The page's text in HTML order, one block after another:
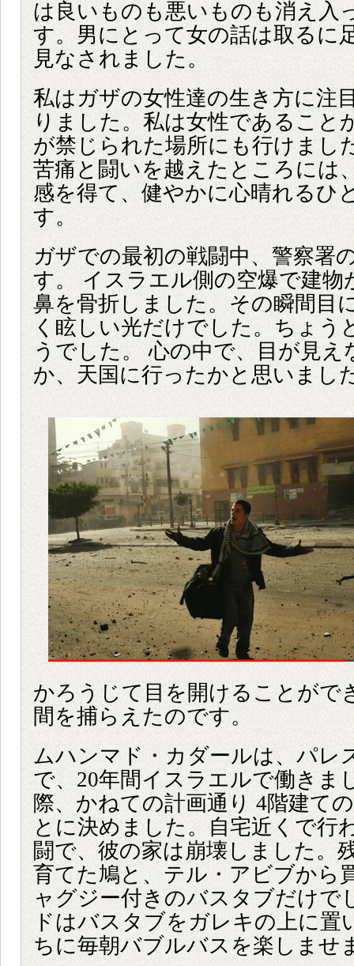
は良いものも悪いものも消え入
す。男にとって女の話は取るに
見なされました。
私はガザの女性達の生き方に注
りました。私は女性であること
が禁じられた場所にも行けまし
苦痛と闘いを越えたところには
感を得て、健やかに心晴れるひ
す。
ガザでの最初の戦闘中、警察署
す。 イスラエル側の空爆で建物
鼻を骨折しました。その瞬間目
く眩しい光だけでした。ちょう
うでした。 心の中で、目が見え
か、天国に行ったかと思いまし
かろうじて目を開けることがで
間を捕らえたのです。
ムハンマド・カダールは、パレ
で、20年間イスラエルで働きま
際、かねての計画通り 4階建て
とに決めました。自宅近くで行
闘で、彼の家は崩壊しました。
育てた鳩と、テル・アビブから
ャグジー付きのバスタブだけで
ドはバスタブをガレキの上に置
ちに毎朝バブルバスを楽しませ